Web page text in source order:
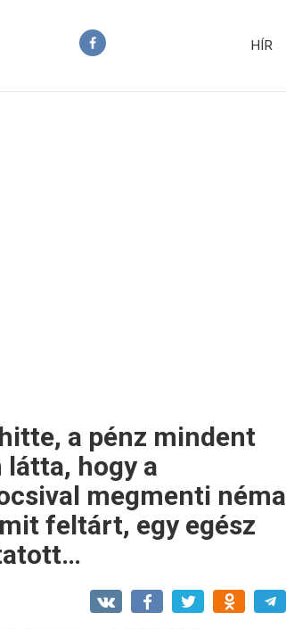
HÍR
a pénz mindent
hogy a
megmenti néma
feltárt, egy egész